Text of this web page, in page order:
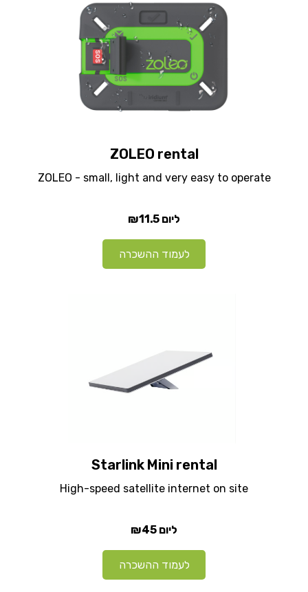
ZOLEO rental
ZOLEO - small, light and very easy to operate
₪11.5 ליום
לעמוד ההשכרה
Starlink Mini rental
High-speed satellite internet on site
₪45 ליום
לעמוד ההשכרה